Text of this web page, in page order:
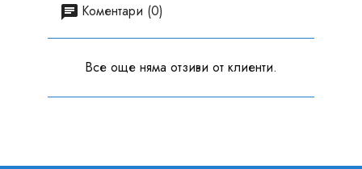
Коментари (0)
Все още няма отзиви от клиенти.